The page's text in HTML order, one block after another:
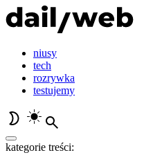
niusy
tech
rozrywka
testujemy
kategorie treści: